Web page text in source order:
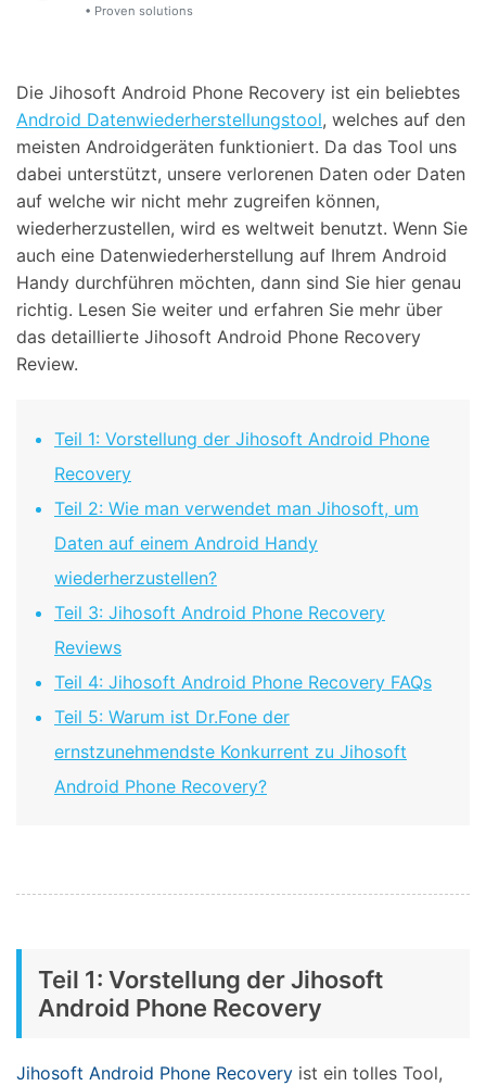
Support
Suchen
• Proven solutions
Die Jihosoft Android Phone Recovery ist ein beliebtes
Android Datenwiederherstellungstool, welches auf den
meisten Androidgeräten funktioniert. Da das Tool uns
dabei unterstützt, unsere verlorenen Daten oder Daten
auf welche wir nicht mehr zugreifen können,
wiederherzustellen, wird es weltweit benutzt. Wenn Sie
auch eine Datenwiederherstellung auf Ihrem Android
Handy durchführen möchten, dann sind Sie hier genau
richtig. Lesen Sie weiter und erfahren Sie mehr über
das detaillierte Jihosoft Android Phone Recovery
Review.
Teil 1: Vorstellung der Jihosoft Android Phone
Recovery
Teil 2: Wie man verwendet man Jihosoft, um
Daten auf einem Android Handy
wiederherzustellen?
Teil 3: Jihosoft Android Phone Recovery
Reviews
Teil 4: Jihosoft Android Phone Recovery FAQs
Teil 5: Warum ist Dr.Fone der
ernstzunehmendste Konkurrent zu Jihosoft
Android Phone Recovery?
Teil 1: Vorstellung der Jihosoft
Android Phone Recovery
Jihosoft Android Phone Recovery ist ein tolles Tool,